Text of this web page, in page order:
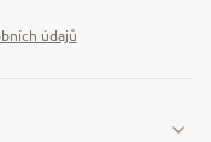
údajů